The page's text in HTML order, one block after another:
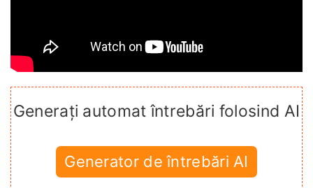
Generați automat întrebări folosind AI
Generator de întrebări AI